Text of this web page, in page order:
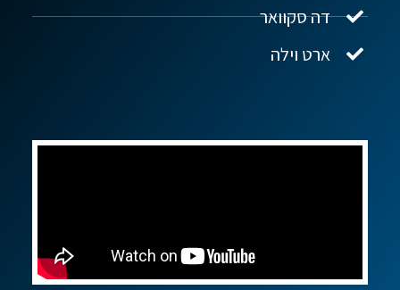
דה סקוואר
ארט וילה